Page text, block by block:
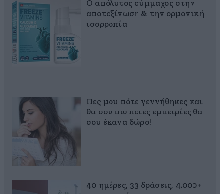
Ο απόλυτος σύμμαχος στην
αποτοξίνωση & την ορμονική
ισορροπία
Πες μου πότε γεννήθηκες και
θα σου πω ποιες εμπειρίες θα
σου έκανα δώρο!
40 ημέρες, 33 δράσεις, 4.000+